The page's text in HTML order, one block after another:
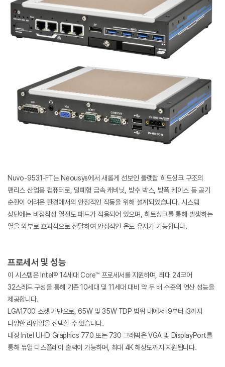
Nuvo-9531-FT는 Neousys에서 새롭게 선보인 플랫탑 히트싱크 구조의
팬리스 산업용 컴퓨터로, 밀폐형 금속 캐비닛, 방수 박스, 방폭 케이스 등 공기
순환이 어려운 환경에서의 안정적인 작동을 위해 설계되었습니다. 시스템
상단에는 비점착성 열전도 패드가 적용되어 있으며, 히트싱크를 통해 발생하는
열을 외부로 효과적으로 전달하여 안정적인 온도 유지가 가능합니다.
프로세서 및 성능
이 시스템은 Intel® 14세대 Core™ 프로세서를 지원하며, 최대 24코어
32스레드 구성을 통해 기존 10세대 및 11세대 대비 약 두 배 수준의 연산 성능을
제공합니다.
LGA1700 소켓 기반으로, 65W 및 35W TDP 범위 내에서 i9부터 i3까지
다양한 라인업을 선택할 수 있습니다.
내장 Intel UHD Graphics 770 또는 730 그래픽은 VGA 및 DisplayPort를
통해 듀얼 디스플레이 출력이 가능하며, 최대 4K 해상도까지 지원됩니다.